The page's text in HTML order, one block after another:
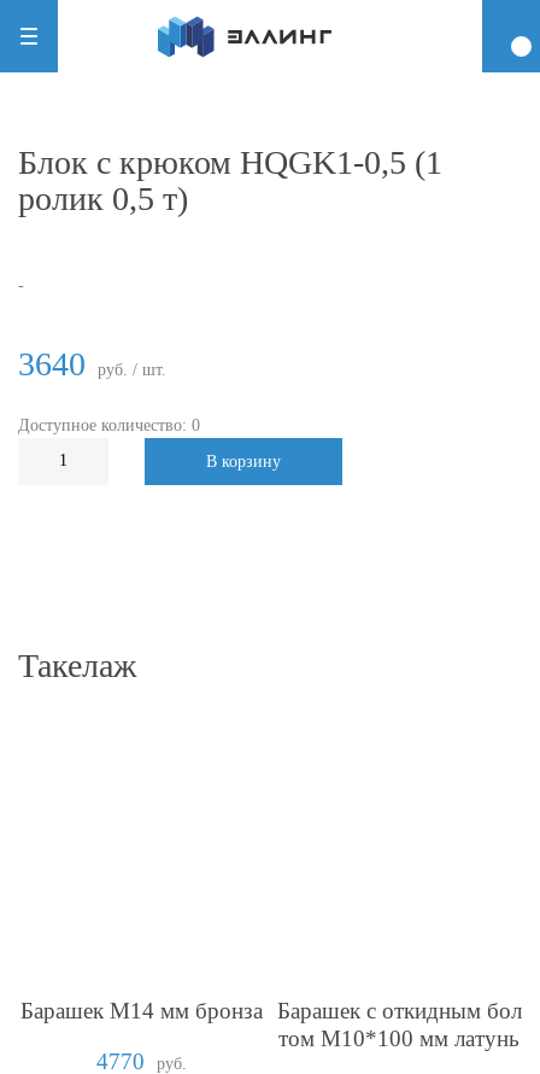
Блок с крюком HQGK1-0,5 (1
ролик 0,5 т)
-
3640 руб. / шт.
Доступное количество: 0
В корзину
Такелаж
Барашек М14 мм бронза
4770
руб.
Барашек с откидным бол
том М10*100 мм латунь